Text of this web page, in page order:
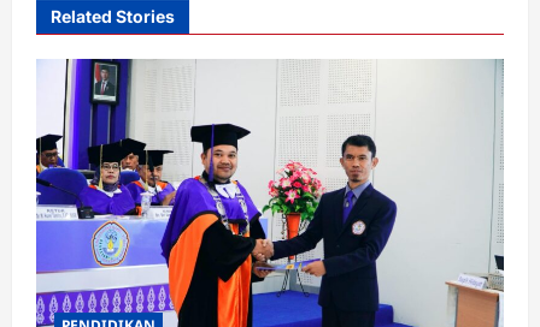
Related Stories